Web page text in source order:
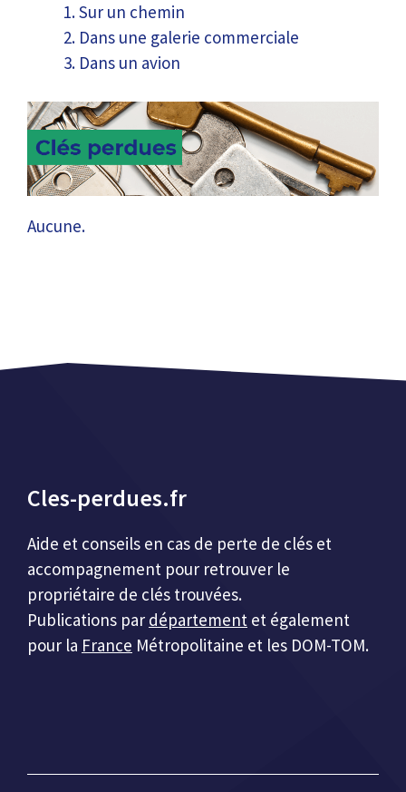
Sur un chemin
Dans une galerie commerciale
Dans un avion
Aucune.
Cles-perdues.fr
Aide et conseils en cas de perte de clés et
accompagnement pour retrouver le
propriétaire de clés trouvées.
Publications par département et également
pour la France Métropolitaine et les DOM-TOM.